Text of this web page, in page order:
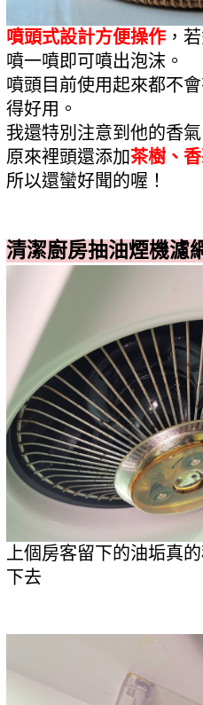
噴頭式設計方便操作 ，
噴一噴即可噴出泡沫。
噴頭目前使用起來都不
得好用。
我還特別注意到他的香
原來裡頭還添加茶樹、
所以還蠻好聞的喔！
清潔廚房抽油煙機濾
上個房客留下的油垢真
下去